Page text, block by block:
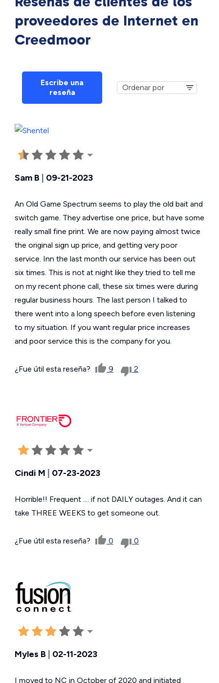
proveedores de Internet en
Creedmoor
Escribe una
reseña
Sam B 09-21-2023
An Old Game Spectrum seems to play the old bait and
switch game. They advertise one price, but have some
really small fine print. We are now paying almost twice
the original sign up price, and getting very poor
service. Inn the last month our service has been out
six times. This is not at night like they tried to tell me
on my recent phone call, these six times were during
regular business hours. The last person I talked to
there went into a long speech before even listening
to my situation. If you want regular price increases
and poor service this is the company for you.
¿Fue útil esta reseña? 9 2
Cindi M 07-23-2023
Horrible!! Frequent .... if not DAILY outages. And it can
take THREE WEEKS to get someone out.
¿Fue útil esta reseña? 0 0
Myles B 02-11-2023
I moved to NC in October of 2020 and initiated